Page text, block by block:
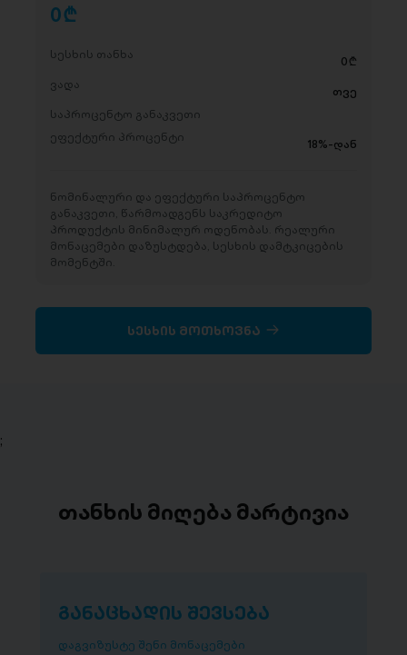
0D
სესხის თანხა 0 D
ვადა
თვე
საპროცენტო განაკვეთი
ეფექტური პროცენტი
18%-დან
ნომინალური და ეფექტური საპროცენტო
განაკვეთი, წარმოადგენს საკრედიტო
პროდუქტის მინიმალურ ოდენობას. რეალური
მონაცემები დაზუსტდება, სესხის დამტკიცების
მომენტში.
სესხის მოთხოვნა
;
თანხის მიღება მარტივია
განაცხადის შევსება
დაგვიზუსტე შენი მონაცემები